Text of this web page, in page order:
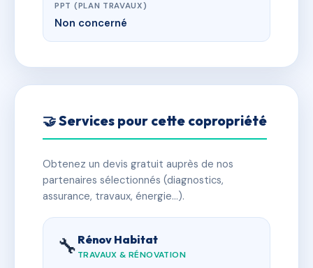
PPT (PLAN TRAVAUX)
Non concerné
🤝 Services pour cette copropriété
Obtenez un devis gratuit auprès de nos
partenaires sélectionnés (diagnostics,
assurance, travaux, énergie…).
🔧 Rénov Habitat
TRAVAUX & RÉNOVATION